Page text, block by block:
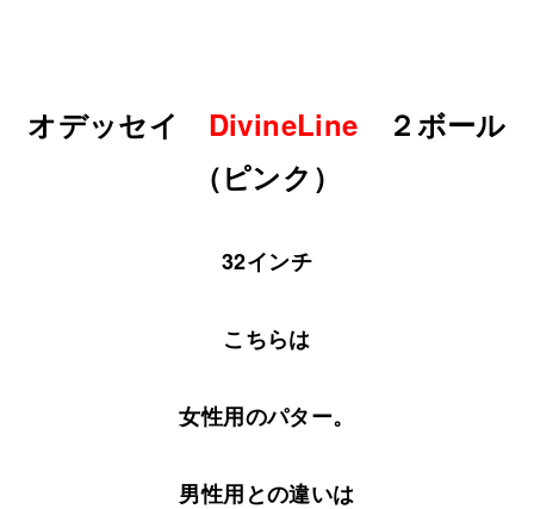
オデッセイ DivineLine ２ボール
（ピンク）
32インチ
こちらは
女性用のパター。
男性用との違いは